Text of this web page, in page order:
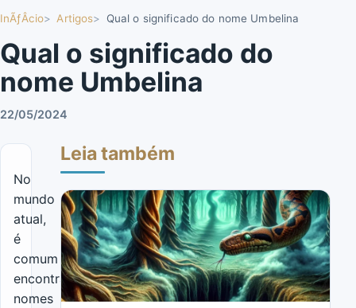
InÃƒÂ­cio Artigos Qual o significado do nome Umbelina
Qual o significado do
nome Umbelina
22/05/2024
No
mundo
atual,
é
comum
encontrarmos
nomes
Leia também